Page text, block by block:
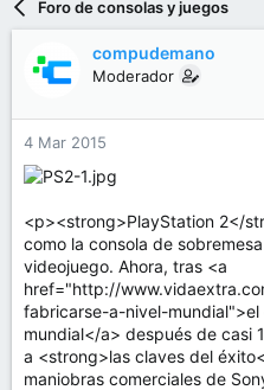
a
r
d
e
l
e
m
a
h
d
e
n
Foro de consolas y juegos
compudemano
Moderador
4 Mar 2015
<p><strong>PlayStation 2</
como la consola de
videojuego. Ahora, tras <a
href="http://
fabricarse-a-nivel-
mundial</a> después de casi
a <strong>las claves del
maniobras comerciales de